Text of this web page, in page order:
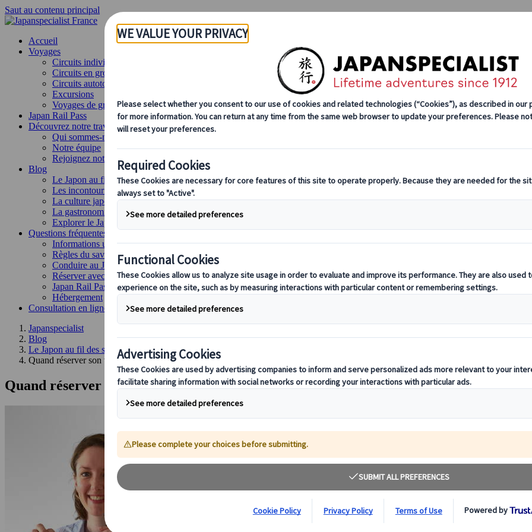
Saut au contenu principal
Accueil
Voyages
Circuits individuels
Circuits en groupe
Circuits autotours
Excursions
Voyages de groupe sur mesure
Japan Rail Pass
Découvrez notre travail
Qui sommes-nous ?
Notre équipe
Rejoignez notre équipe
Blog
Le Japon au fil des saisons
Les incontournables du Japon
La culture japonaise
La gastronomie japonaise
Explorer le Japon en train
Questions fréquentes
Informations utiles
Règles du savoir-vivre au Japon
Conduire au Japon
Réserver avec nous
Japan Rail Pass
Hébergement
Consultation en ligne
Japanspecialist
Blog
Le Japon au fil des saisons
Quand réserver son voyage au Japon : La timeline idéale pour tout planifier sereinement
Quand réserver son voyage au Japon : La timeline idéale pour tout planifier